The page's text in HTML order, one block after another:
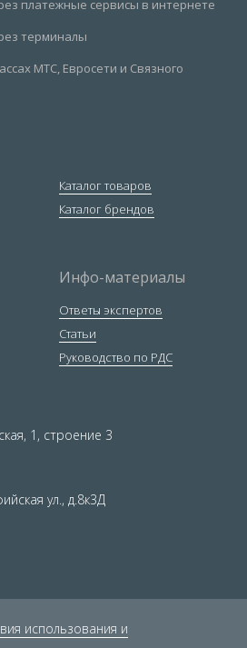
Каталог товаров
Каталог брендов
Инфо-материалы
Ответы экспертов
Статьи
Руководство по РДС
1, строение 3
ул., д.8к3Д
использования и